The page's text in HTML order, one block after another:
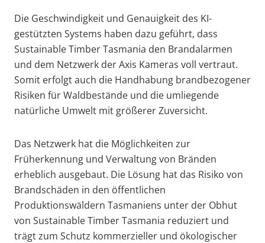
Die Geschwindigkeit und Genauigkeit des KI-
gestützten Systems haben dazu geführt, dass
Sustainable Timber Tasmania den Brandalarmen
und dem Netzwerk der Axis Kameras voll vertraut.
Somit erfolgt auch die Handhabung brandbezogener
Risiken für Waldbestände und die umliegende
natürliche Umwelt mit größerer Zuversicht.
Das Netzwerk hat die Möglichkeiten zur
Früherkennung und Verwaltung von Bränden
erheblich ausgebaut. Die Lösung hat das Risiko von
Brandschäden in den öffentlichen
Produktionswäldern Tasmaniens unter der Obhut
von Sustainable Timber Tasmania reduziert und
trägt zum Schutz kommerzieller und ökologischer